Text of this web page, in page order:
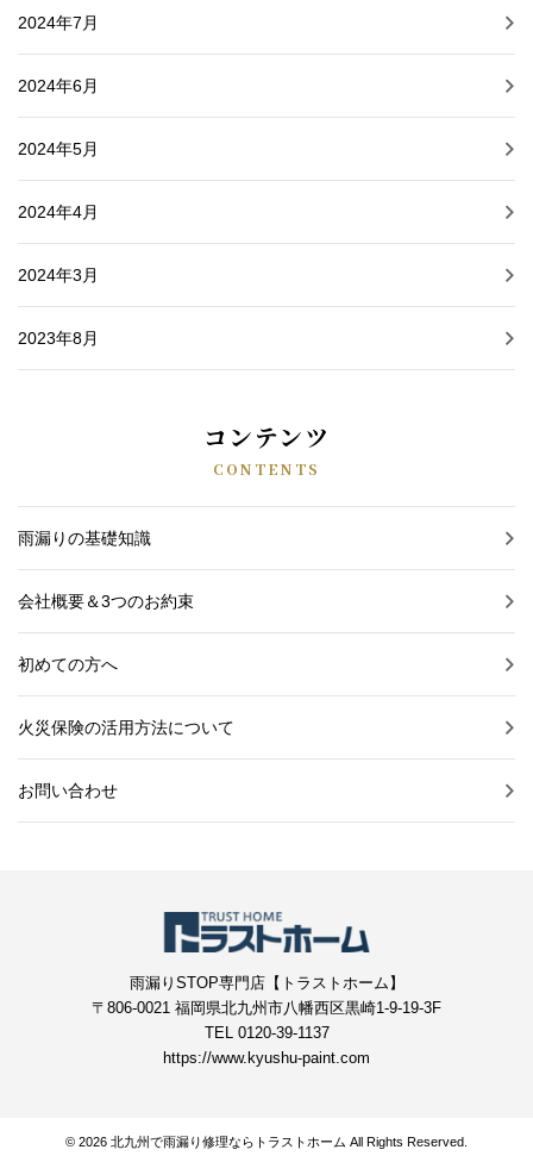
2024年7月
2024年6月
2024年5月
2024年4月
2024年3月
2023年8月
コンテンツ
CONTENTS
雨漏りの基礎知識
会社概要＆3つのお約束
初めての方へ
火災保険の活用方法について
お問い合わせ
雨漏りSTOP専門店【トラストホーム】
〒806-0021 福岡県北九州市八幡西区黒崎1-9-19-3F
TEL 0120-39-1137
https://www.kyushu-paint.com
© 2026 北九州で雨漏り修理ならトラストホーム All Rights Reserved.